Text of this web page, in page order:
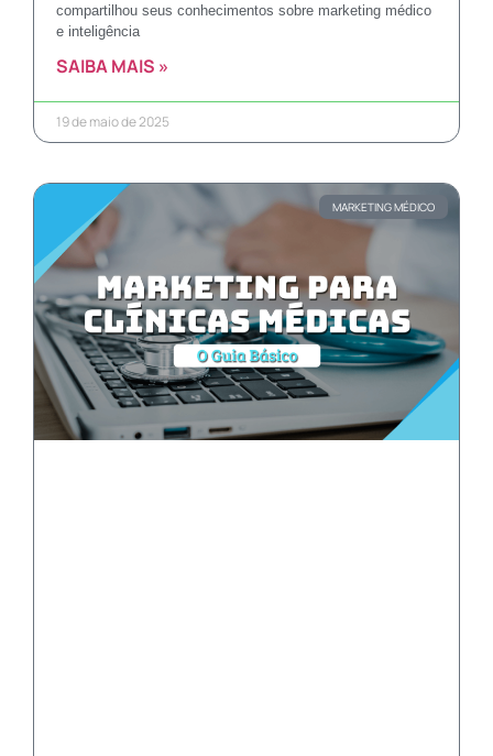
compartilhou seus conhecimentos sobre marketing médico
e inteligência
SAIBA MAIS »
19 de maio de 2025
MARKETING MÉDICO